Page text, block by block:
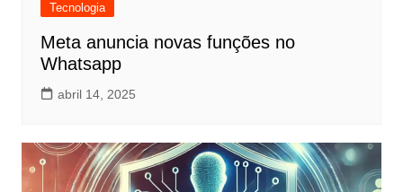
Tecnologia
Meta anuncia novas funções no
Whatsapp
abril 14, 2025